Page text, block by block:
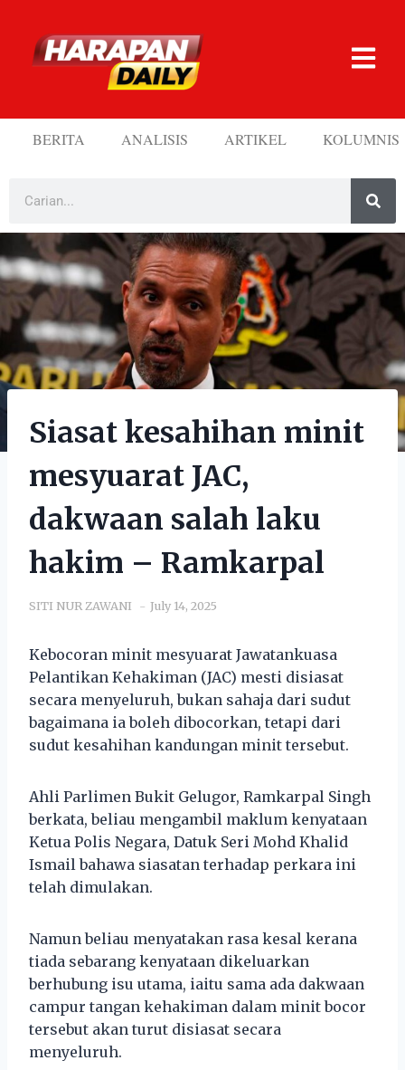
BERITA ANALISIS ARTIKEL KOLUMNIS
Siasat kesahihan minit
mesyuarat JAC,
dakwaan salah laku
hakim – Ramkarpal
SITI NUR ZAWANI July 14, 2025
Kebocoran minit mesyuarat Jawatankuasa
Pelantikan Kehakiman (JAC) mesti disiasat
secara menyeluruh, bukan sahaja dari sudut
bagaimana ia boleh dibocorkan, tetapi dari
sudut kesahihan kandungan minit tersebut.
Ahli Parlimen Bukit Gelugor, Ramkarpal Singh
berkata, beliau mengambil maklum kenyataan
Ketua Polis Negara, Datuk Seri Mohd Khalid
Ismail bahawa siasatan terhadap perkara ini
telah dimulakan.
Namun beliau menyatakan rasa kesal kerana
tiada sebarang kenyataan dikeluarkan
berhubung isu utama, iaitu sama ada dakwaan
campur tangan kehakiman dalam minit bocor
tersebut akan turut disiasat secara
menyeluruh.